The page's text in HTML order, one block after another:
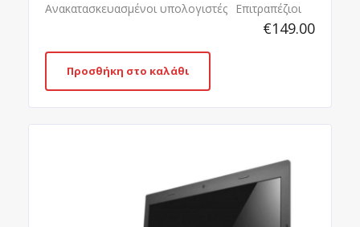
Ανακατασκευασμένοι υπολογιστές Επιτραπέζιοι
€149.00
Προσθήκη στο καλάθι